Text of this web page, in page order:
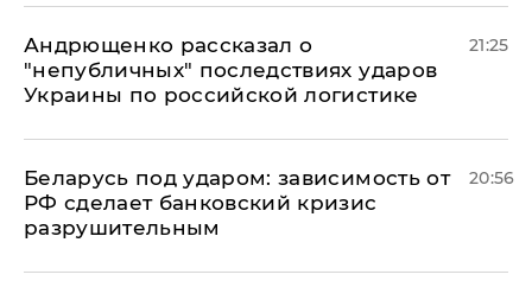
Андрющенко рассказал о
"непубличных" последствиях ударов
Украины по российской логистике
21:25
Беларусь под ударом: зависимость от
РФ сделает банковский кризис
разрушительным
20:56